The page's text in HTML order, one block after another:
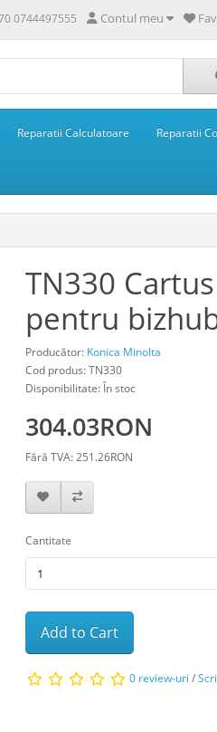
0744497555 Contul meu
Reparatii Calculatoare Reparatii
TN330
pentru
Producător: Konica Minolta
Cod produs: TN330
Disponibilitate: În stoc
304.03RON
Fără TVA: 251.26RON
Cantitate
Add to Cart
0 review-uri /